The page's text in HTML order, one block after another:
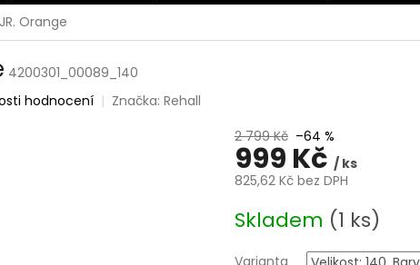
Orange
4200301_00089_140
hodnocení Značka: Rehall
2 799 Kč –64 %
999 Kč / ks
825,62 Kč bez DPH
cena:
Skladem (1 ks)